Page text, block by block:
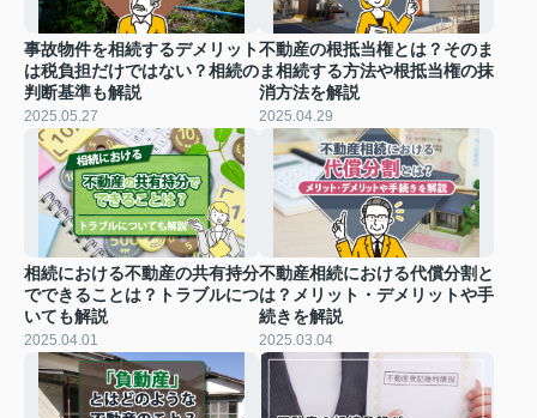
事故物件を相続するデメリット
は税負担だけではない？相続の
判断基準も解説
2025.05.27
不動産の根抵当権とは？そのま
ま相続する方法や根抵当権の抹
消方法を解説
2025.04.29
相続における不動産の共有持分
でできることは？トラブルにつ
いても解説
2025.04.01
不動産相続における代償分割と
は？メリット・デメリットや手
続きを解説
2025.03.04